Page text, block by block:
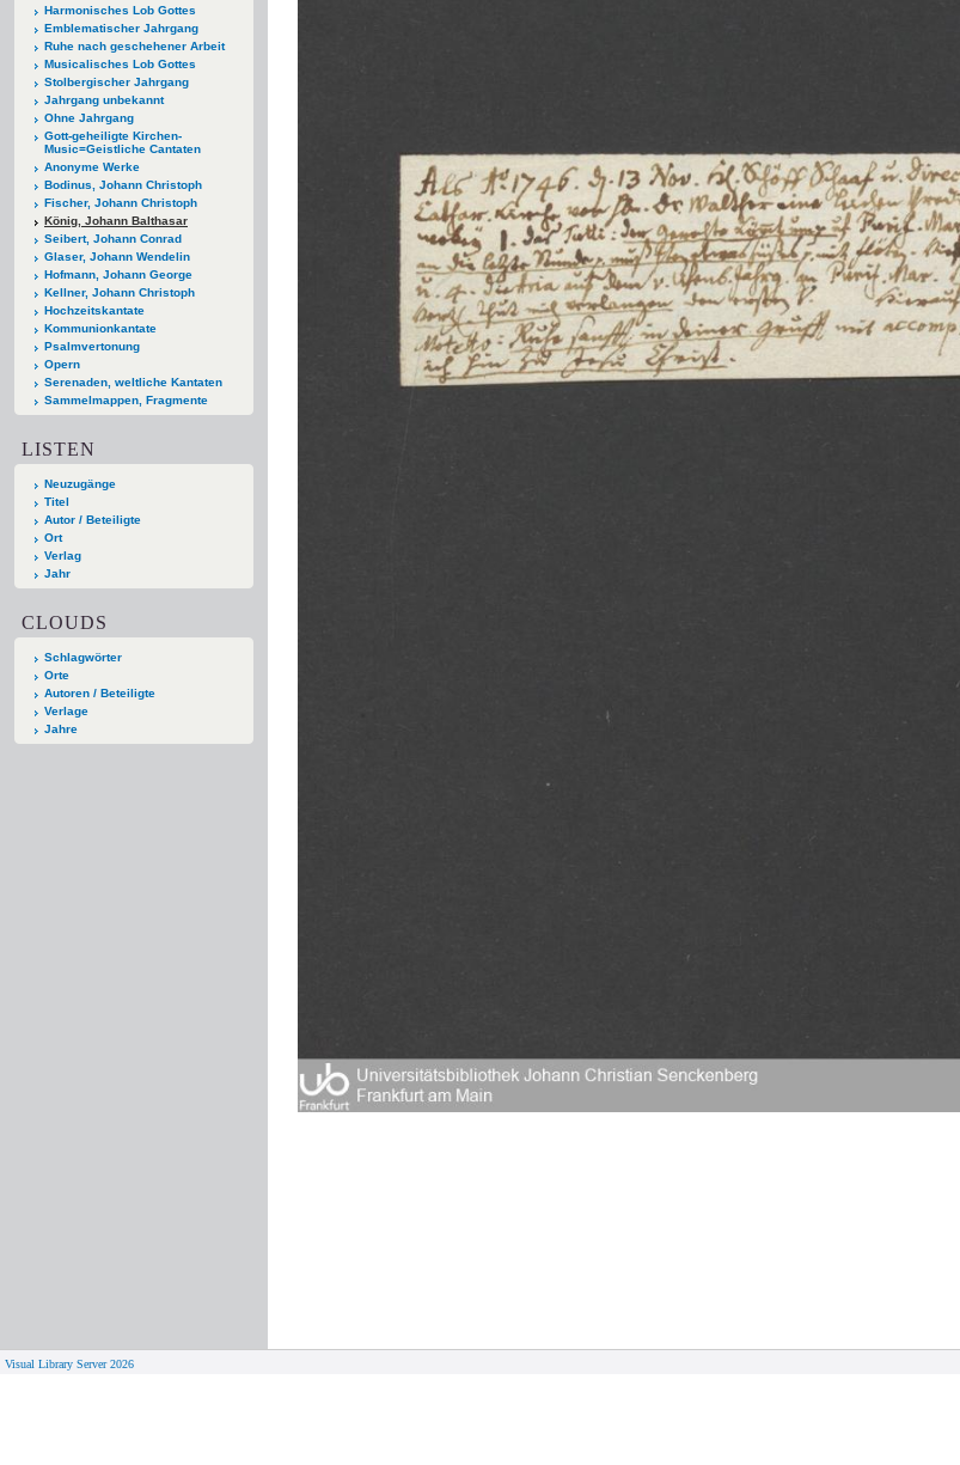
Harmonisches Lob Gottes
Emblematischer Jahrgang
Ruhe nach geschehener Arbeit
Musicalisches Lob Gottes
Stolbergischer Jahrgang
Jahrgang unbekannt
Ohne Jahrgang
Gott-geheiligte Kirchen-
Music=Geistliche Cantaten
Anonyme Werke
Bodinus, Johann Christoph
Fischer, Johann Christoph
König, Johann Balthasar
Seibert, Johann Conrad
Glaser, Johann Wendelin
Hofmann, Johann George
Kellner, Johann Christoph
Hochzeitskantate
Kommunionkantate
Psalmvertonung
Opern
Serenaden, weltliche Kantaten
Sammelmappen, Fragmente
LISTEN
Neuzugänge
Titel
Autor / Beteiligte
Ort
Verlag
Jahr
CLOUDS
Schlagwörter
Orte
Autoren / Beteiligte
Verlage
Jahre
Visual Library Server 2026